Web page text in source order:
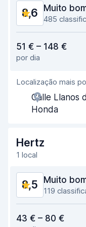
8,6 Muito
485
Facilidade em
Eficiência dos
Rapidez do
Limpeza do carro
Estado do carro
51 € – 148 €
por dia
Localização mais
Calle Llanos
Honda
Hertz
1 local
8,5 Muito
119
43 € – 80 €